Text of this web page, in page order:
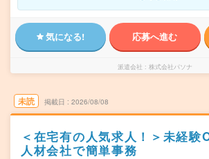
気になる! 応募へ進む
派遣会社 株式会社パソナ
未読 掲載日 2026/08/08
＜在宅有の人気求人！＞未経験
人材会社で簡単事務